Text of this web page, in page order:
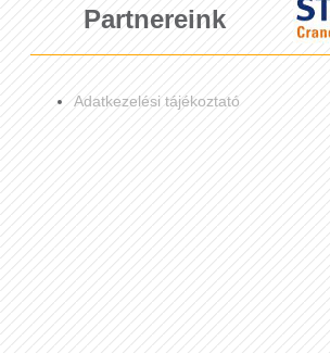
Partnereink
Adatkezelési tájékoztató